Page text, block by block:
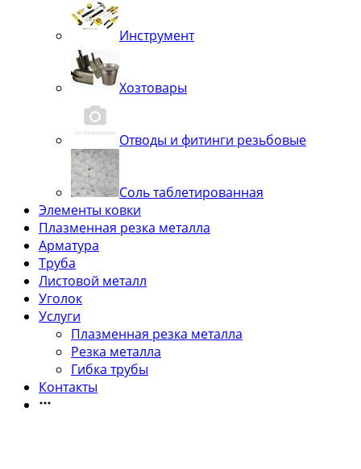
Инструмент
Хозтовары
Отводы и фитинги резьбовые
Соль таблетированная
Элементы ковки
Плазменная резка металла
Арматура
Труба
Листовой металл
Уголок
Услуги
Плазменная резка металла
Резка металла
Гибка трубы
Контакты